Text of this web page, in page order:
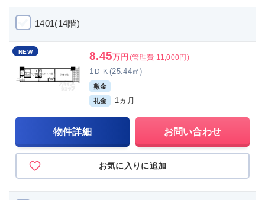
1401(14階)
NEW 8.45万円 (管理費 11,000円)
1ＤＫ(25.44㎡)
敷金
礼金
1ヵ月
物件詳細 お問い合わせ
お気に入りに追加